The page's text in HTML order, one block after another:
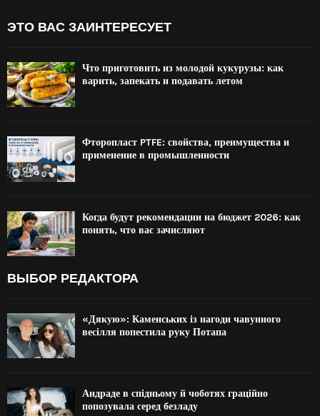
ЭТО ВАС ЗАИНТЕРЕСУЕТ
Что приготовить из молодой кукурузы: как
варить, запекать и подавать летом
Фторопласт PTFE: свойства, преимущества и
применение в промышленности
Когда будут рекомендации на бюджет 2026: как
понять, что вас зачисляют
ВЫБОР РЕДАКТОРА
«Дякую»: Каменських із нагоди чавунного
весілля попестила руку Потапа
Андраде в спідньому й чоботях граційно
попозувала серед безладу